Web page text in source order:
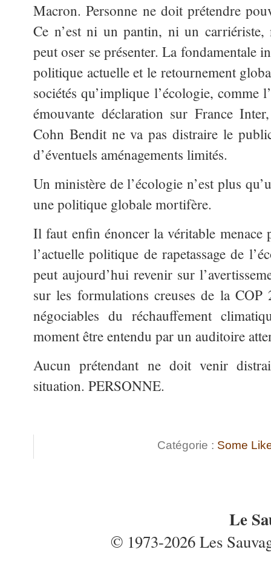
Macron. Personne ne doit prétendre
Ce n’est ni un pantin, ni un carriériste,
peut oser se présenter. La fondamentale
politique actuelle et le retournement
sociétés qu’implique l’écologie, comme
émouvante déclaration sur France
Cohn Bendit ne va pas distraire le
d’éventuels aménagements limités.
Un ministère de l’écologie n’est plus
une politique globale mortifère.
Il faut enfin énoncer la véritable menace
l’actuelle politique de rapetassage de
peut aujourd’hui revenir sur
sur les formulations creuses de la
négociables du réchauffement
moment être entendu par un auditoire
Aucun prétendant ne doit venir
situation. PERSONNE.
Catégorie : Some
Le
© 1973-2026 Les